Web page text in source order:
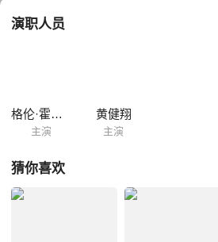
演职人员
格伦·霍德尔
主演
黄健翔
主演
猜你喜欢